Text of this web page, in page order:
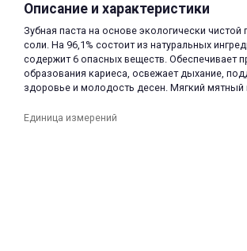
Описание и характеристики
Зубная паста на основе экологически чистой
соли. На 96,1% состоит из натуральных
содержит 6 опасных веществ. Обеспечивает
образования кариеса, освежает дыхание,
здоровье и молодость десен. Мягкий мятный
Единица измерений